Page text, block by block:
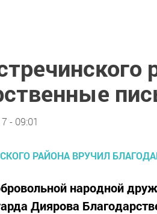
- 09:01
народной
Диярова